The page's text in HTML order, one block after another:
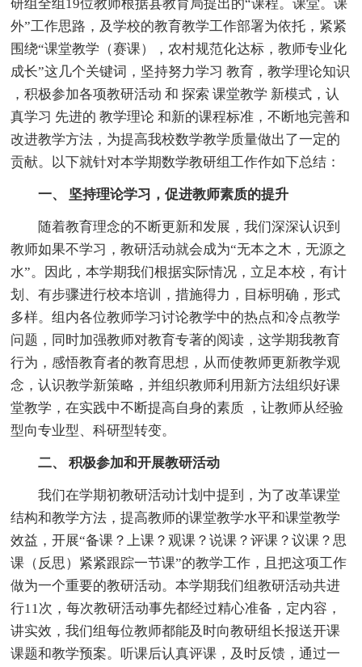
研组全组19位教师根据县教育局提出的“课程。课堂。课
外”工作思路，及学校的教育教学工作部署为依托，紧紧
围绕“课堂教学（赛课），农村规范化达标，教师专业化
成长”这几个关键词，坚持努力学习 教育，教学理论知识
，积极参加各项教研活动 和 探索 课堂教学 新模式，认
真学习 先进的 教学理论 和新的课程标准，不断地完善和
改进教学方法，为提高我校数学教学质量做出了一定的
贡献。以下就针对本学期数学教研组工作作如下总结：
一、 坚持理论学习，促进教师素质的提升
随着教育理念的不断更新和发展，我们深深认识到
教师如果不学习，教研活动就会成为“无本之木，无源之
水”。因此，本学期我们根据实际情况，立足本校，有计
划、有步骤进行校本培训，措施得力，目标明确，形式
多样。组内各位教师学习讨论教学中的热点和冷点教学
问题，同时加强教师对教育专著的阅读，这学期我教育
行为，感悟教育者的教育思想，从而使教师更新教学观
念，认识教学新策略，并组织教师利用新方法组织好课
堂教学，在实践中不断提高自身的素质 ，让教师从经验
型向专业型、科研型转变。
二、 积极参加和开展教研活动
我们在学期初教研活动计划中提到，为了改革课堂
结构和教学方法，提高教师的课堂教学水平和课堂教学
效益，开展“备课？上课？观课？说课？评课？议课？思
课（反思）紧紧跟踪一节课”的教学工作，且把这项工作
做为一个重要的教研活动。本学期我们组教研活动共进
行11次，每次教研活动事先都经过精心准备，定内容，
讲实效，我们组每位教师都能及时向教研组长报送开课
课题和教学预案。听课后认真评课，及时反馈，通过一